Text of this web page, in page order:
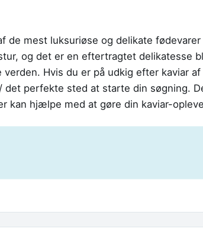
​​de mest luksuriøse og delikate
og det er en eftertragtet delikatesse
Hvis du er på udkig efter kaviar
det perfekte sted at starte din søgning.
kan hjælpe med at gøre din kaviar-